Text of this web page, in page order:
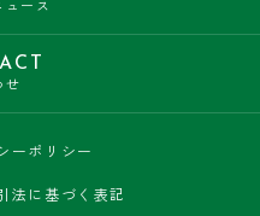
ュース
せ
ーポリシー
法に基づく表記